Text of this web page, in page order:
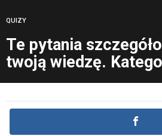
QUIZY
Te pytania
twoją wiedzę.